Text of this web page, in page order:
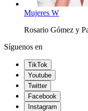
Mujeres W
Rosario Gómez y
Síguenos en
TikTok
Youtube
Twitter
Facebook
Instagram